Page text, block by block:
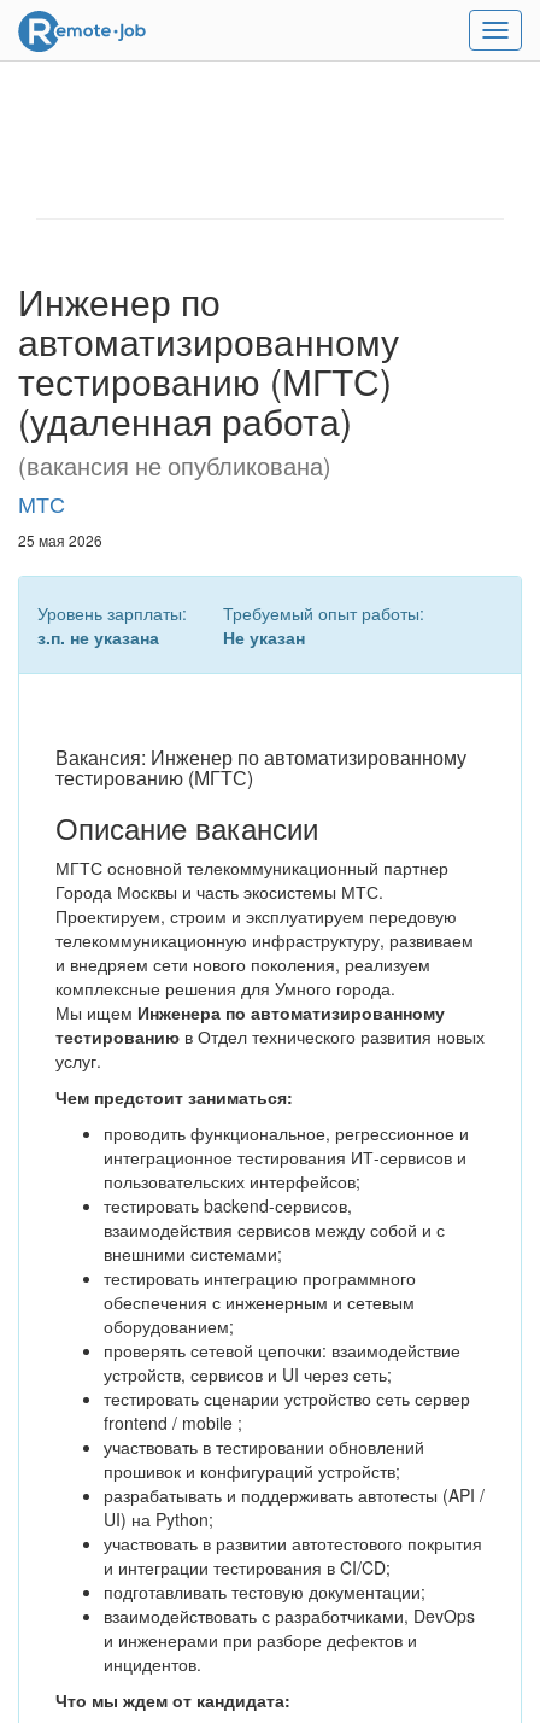
Меню
Инженер по
автоматизированному
тестированию (МГТС)
(удаленная работа)
(вакансия не опубликована)
МТС
25 мая 2026
Уровень зарплаты:
з.п. не указана
Требуемый опыт работы:
Не указан
Вакансия: Инженер по автоматизированному
тестированию (МГТС)
Описание вакансии
МГТС основной телекоммуникационный партнер
Города Москвы и часть экосистемы МТС.
Проектируем, строим и эксплуатируем передовую
телекоммуникационную инфраструктуру, развиваем
и внедряем сети нового поколения, реализуем
комплексные решения для Умного города.
Мы ищем Инженера по автоматизированному
тестированию в Отдел технического развития новых
услуг.
Чем предстоит заниматься:
проводить функциональное, регрессионное и
интеграционное тестирования ИТ-сервисов и
пользовательских интерфейсов;
тестировать backend-сервисов,
взаимодействия сервисов между собой и с
внешними системами;
тестировать интеграцию программного
обеспечения с инженерным и сетевым
оборудованием;
проверять сетевой цепочки: взаимодействие
устройств, сервисов и UI через сеть;
тестировать сценарии устройство сеть сервер
frontend / mobile ;
участвовать в тестировании обновлений
прошивок и конфигураций устройств;
разрабатывать и поддерживать автотесты (API /
UI) на Python;
участвовать в развитии автотестового покрытия
и интеграции тестирования в CI/CD;
подготавливать тестовую документации;
взаимодействовать с разработчиками, DevOps
и инженерами при разборе дефектов и
инцидентов.
Что мы ждем от кандидата: